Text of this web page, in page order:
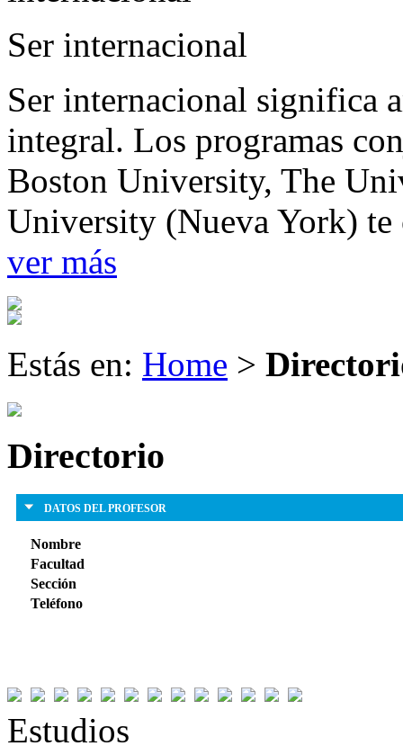
Ser internacional
Ser internacional significa
integral. Los programas
Boston University, The
University (Nueva York) te
ver más
Estás en: Home >
Directorio
DATOS DEL PROFESOR
Nombre
Facultad
Sección
Teléfono
Estudios